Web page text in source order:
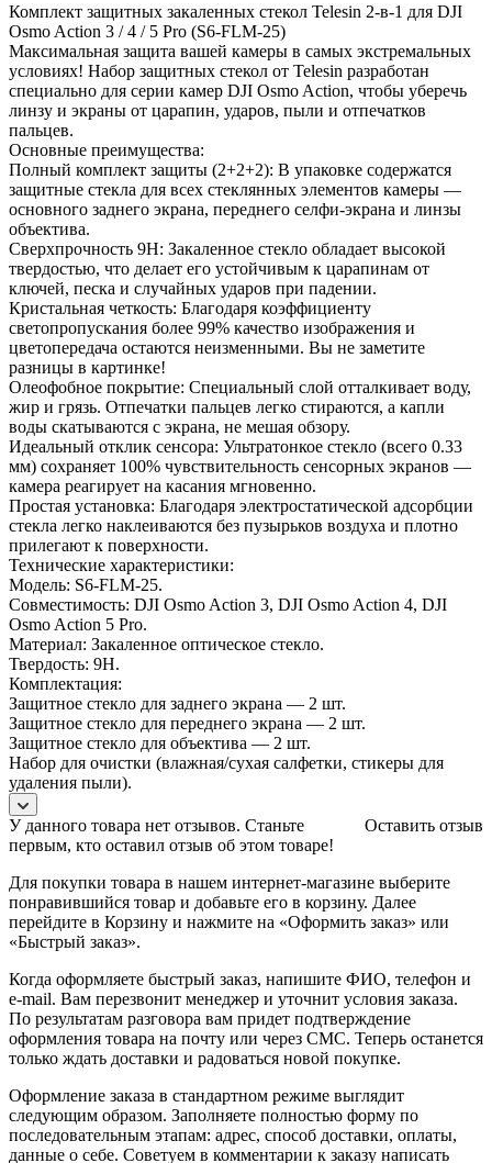
Комплект защитных закаленных стекол Telesin 2-в-1 для DJI
Osmo Action 3 / 4 / 5 Pro (S6-FLM-25)
Максимальная защита вашей камеры в самых экстремальных
условиях! Набор защитных стекол от Telesin разработан
специально для серии камер DJI Osmo Action, чтобы уберечь
линзу и экраны от царапин, ударов, пыли и отпечатков
пальцев.
Основные преимущества:
Полный комплект защиты (2+2+2): В упаковке содержатся
защитные стекла для всех стеклянных элементов камеры —
основного заднего экрана, переднего селфи-экрана и линзы
объектива.
Сверхпрочность 9H: Закаленное стекло обладает высокой
твердостью, что делает его устойчивым к царапинам от
ключей, песка и случайных ударов при падении.
Кристальная четкость: Благодаря коэффициенту
светопропускания более 99% качество изображения и
цветопередача остаются неизменными. Вы не заметите
разницы в картинке!
Олеофобное покрытие: Специальный слой отталкивает воду,
жир и грязь. Отпечатки пальцев легко стираются, а капли
воды скатываются с экрана, не мешая обзору.
Идеальный отклик сенсора: Ультратонкое стекло (всего 0.33
мм) сохраняет 100% чувствительность сенсорных экранов —
камера реагирует на касания мгновенно.
Простая установка: Благодаря электростатической адсорбции
стекла легко наклеиваются без пузырьков воздуха и плотно
прилегают к поверхности.
Технические характеристики:
Модель: S6-FLM-25.
Совместимость: DJI Osmo Action 3, DJI Osmo Action 4, DJI
Osmo Action 5 Pro.
Материал: Закаленное оптическое стекло.
Твердость: 9H.
Комплектация:
Защитное стекло для заднего экрана — 2 шт.
Защитное стекло для переднего экрана — 2 шт.
Защитное стекло для объектива — 2 шт.
Набор для очистки (влажная/сухая салфетки, стикеры для
удаления пыли).
Оставить отзыв
У данного товара нет отзывов. Станьте
первым, кто оставил отзыв об этом товаре!
Для покупки товара в нашем интернет-магазине выберите
понравившийся товар и добавьте его в корзину. Далее
перейдите в Корзину и нажмите на «Оформить заказ» или
«Быстрый заказ».
Когда оформляете быстрый заказ, напишите ФИО, телефон и
e-mail. Вам перезвонит менеджер и уточнит условия заказа.
По результатам разговора вам придет подтверждение
оформления товара на почту или через СМС. Теперь останется
только ждать доставки и радоваться новой покупке.
Оформление заказа в стандартном режиме выглядит
следующим образом. Заполняете полностью форму по
последовательным этапам: адрес, способ доставки, оплаты,
данные о себе. Советуем в комментарии к заказу написать